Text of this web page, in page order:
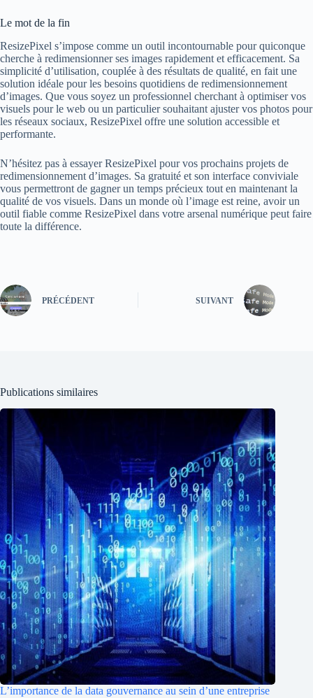
Le mot de la fin
ResizePixel s’impose comme un outil incontournable pour quiconque
cherche à redimensionner ses images rapidement et efficacement. Sa
simplicité d’utilisation, couplée à des résultats de qualité, en fait une
solution idéale pour les besoins quotidiens de redimensionnement
d’images. Que vous soyez un professionnel cherchant à optimiser vos
visuels pour le web ou un particulier souhaitant ajuster vos photos pour
les réseaux sociaux, ResizePixel offre une solution accessible et
performante.
N’hésitez pas à essayer ResizePixel pour vos prochains projets de
redimensionnement d’images. Sa gratuité et son interface conviviale
vous permettront de gagner un temps précieux tout en maintenant la
qualité de vos visuels. Dans un monde où l’image est reine, avoir un
outil fiable comme ResizePixel dans votre arsenal numérique peut faire
toute la différence.
PRÉCÉDENT SUIVANT
Publications similaires
L’importance de la data gouvernance au sein d’une entreprise